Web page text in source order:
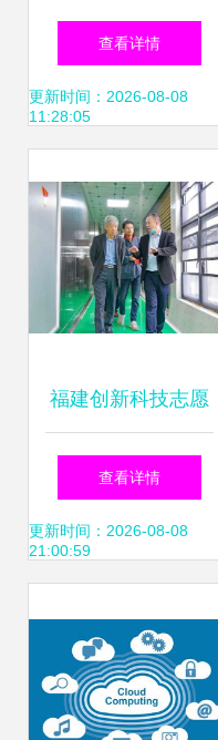
立，业务拓展至建
设工程与技术咨询
查看详情
更新时间：2026-08-08
11:28:05
福建创新科技志愿
服务模式 “企业点
单、科协派单、科
术咨询升级
查看详情
更新时间：2026-08-08
21:00:59